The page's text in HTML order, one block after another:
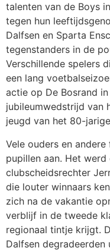
talenten van de Boys
tegen hun
Dalfsen en Sparta
tegenstanders in de
Verschillende spelers
een lang
actie op De Bosrand
jubileumwedstrijd van
jeugd van het 80-
Vele ouders en
pupillen aan. Het
clubscheidsrechter
die louter winnaars
zich na de vakantie
verblijf in de tweede
regionaal tintje krijgt.
Dalfsen